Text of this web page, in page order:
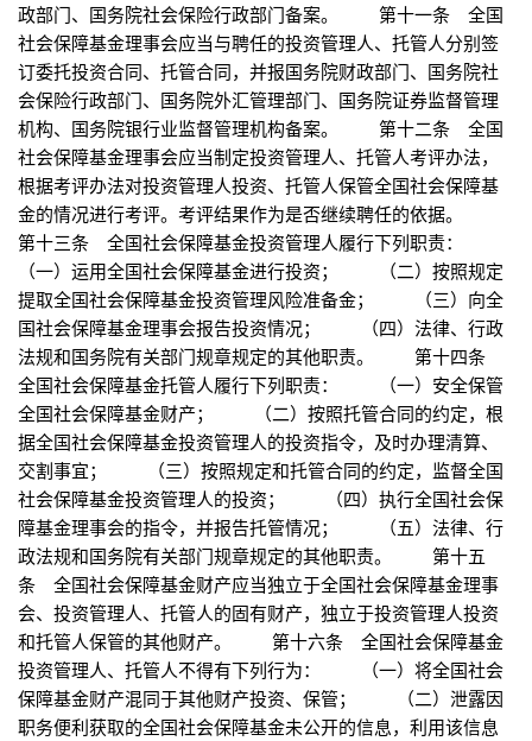
政部门、国务院社会保险行政部门备案。 第十一条 全国
社会保障基金理事会应当与聘任的投资管理人、托管人分别签
订委托投资合同、托管合同，并报国务院财政部门、国务院社
会保险行政部门、国务院外汇管理部门、国务院证券监督管理
机构、国务院银行业监督管理机构备案。 第十二条 全国
社会保障基金理事会应当制定投资管理人、托管人考评办法，
根据考评办法对投资管理人投资、托管人保管全国社会保障基
金的情况进行考评。考评结果作为是否继续聘任的依据。
第十三条 全国社会保障基金投资管理人履行下列职责：
（一）运用全国社会保障基金进行投资； （二）按照规定
提取全国社会保障基金投资管理风险准备金； （三）向全
国社会保障基金理事会报告投资情况； （四）法律、行政
法规和国务院有关部门规章规定的其他职责。 第十四条
全国社会保障基金托管人履行下列职责： （一）安全保管
全国社会保障基金财产； （二）按照托管合同的约定，根
据全国社会保障基金投资管理人的投资指令，及时办理清算、
交割事宜； （三）按照规定和托管合同的约定，监督全国
社会保障基金投资管理人的投资； （四）执行全国社会保
障基金理事会的指令，并报告托管情况； （五）法律、行
政法规和国务院有关部门规章规定的其他职责。 第十五
条 全国社会保障基金财产应当独立于全国社会保障基金理事
会、投资管理人、托管人的固有财产，独立于投资管理人投资
和托管人保管的其他财产。 第十六条 全国社会保障基金
投资管理人、托管人不得有下列行为： （一）将全国社会
保障基金财产混同于其他财产投资、保管； （二）泄露因
职务便利获取的全国社会保障基金未公开的信息，利用该信息